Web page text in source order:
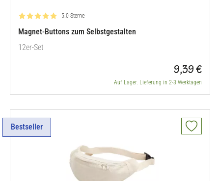
Bewertung: 5.0 von 5
5.0 Sterne
Magnet-Buttons zum Selbstgestalten
12er-Set
9,39 €
Auf Lager. Lieferung in 2-3 Werktagen
Bestseller